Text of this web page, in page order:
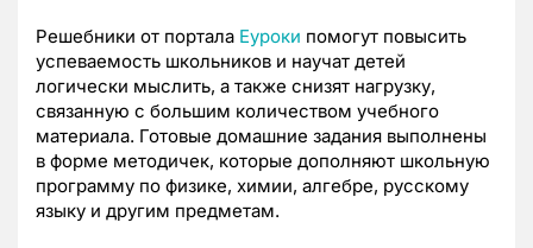
Решебники от портала Еуроки помогут повысить
успеваемость школьников и научат детей
логически мыслить, а также снизят нагрузку,
связанную с большим количеством учебного
материала. Готовые домашние задания выполнены
в форме методичек, которые дополняют школьную
программу по физике, химии, алгебре, русскому
языку и другим предметам.